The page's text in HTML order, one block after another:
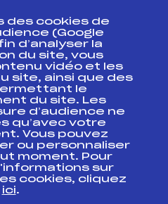
fédéral
Formation, Suivi
des cookies de
(Google
d’analyser la
du site, vous
vidéo et les
site, ainsi que des
le
du site. Les
d’audience ne
qu’avec votre
Vous pouvez
ou personnaliser
moment. Pour
sur
cookies, cliquez
ici.